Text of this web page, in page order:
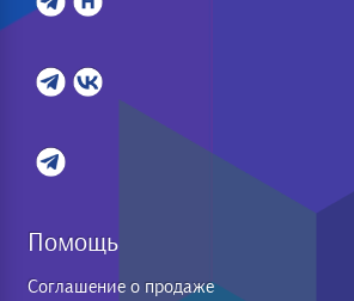
Помощь
Соглашение о продаже